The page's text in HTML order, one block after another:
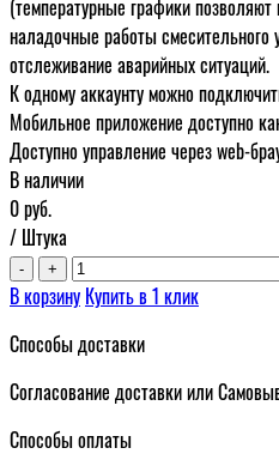
(температурные графики
наладочные работы смесительного
отслеживание аварийных ситуаций.
К одному аккаунту можно
Мобильное приложение доступно
Доступно управление через web-
В наличии
0руб.
/ Штука
- +
В корзину Купить в 1 клик
Способы доставки
Согласование доставки или
Способы оплаты